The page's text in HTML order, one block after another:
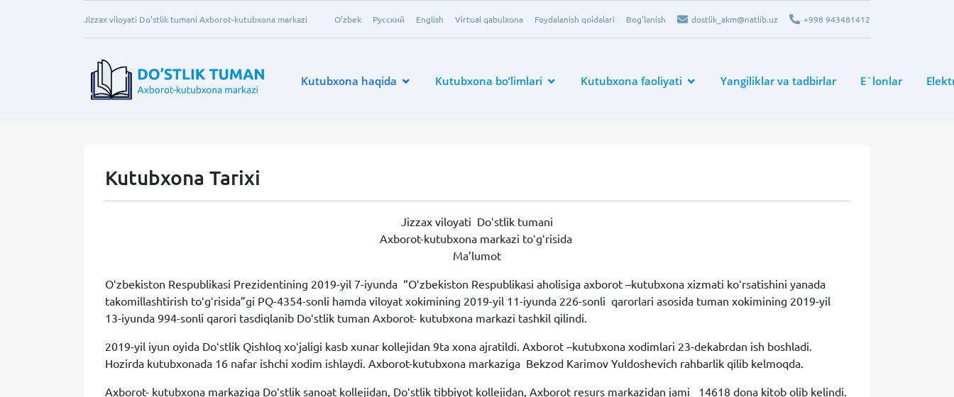
Jizzax viloyati Do'stlik tumani Axborot-kutubxona markazi O'zbek Русский English Virtual qabulxona Foydalanish qoidalari Bog’lanish dostlik_akm@natlib.uz +998 943481412
Kutubxona haqida Kutubxona bo’limlari Kutubxona faoliyati Yangiliklar va tadbirlar E`lonlar
Kutubxona Tarixi
Jizzax viloyati Doʻstlik tumani
Axborot-kutubxona markazi toʻgʻrisida
Ma’lumot
Oʻzbekiston Respublikasi Prezidentining 2019-yil 7-iyunda “Oʻzbekiston Respublikasi aholisiga axborot –kutubxona xizmati koʻrsatishini yanada
takomillashtirish toʻgʻrisida”gi PQ-4354-sonli hamda viloyat xokimining 2019-yil 11-iyunda 226-sonli qarorlari asosida tuman xokimining 2019-yil
13-iyunda 994-sonli qarori tasdiqlanib Doʻstlik tuman Axborot- kutubxona markazi tashkil qilindi.
2019-yil iyun oyida Doʻstlik Qishloq xoʻjaligi kasb xunar kollejidan 9ta xona ajratildi. Axborot –kutubxona xodimlari 23-dekabrdan ish boshladi.
Hozirda kutubxonada 16 nafar ishchi xodim ishlaydi. Axborot-kutubxona markaziga Bekzod Karimov Yuldoshevich rahbarlik qilib kelmoqda.
Axborot- kutubxona markaziga Doʻstlik sanoat kollejidan, Doʻstlik tibbiyot kollejidan, Axborot resurs markazidan jami 14618 dona kitob olib kelindi.